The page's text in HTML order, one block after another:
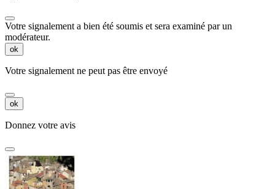
Votre signalement a bien été soumis et sera examiné par un
modérateur.
ok
Votre signalement ne peut pas être envoyé
ok
Donnez votre avis